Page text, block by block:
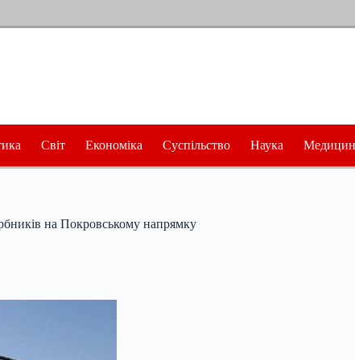
Світ Економіка Суспільство Наука
на Покровському напрямку